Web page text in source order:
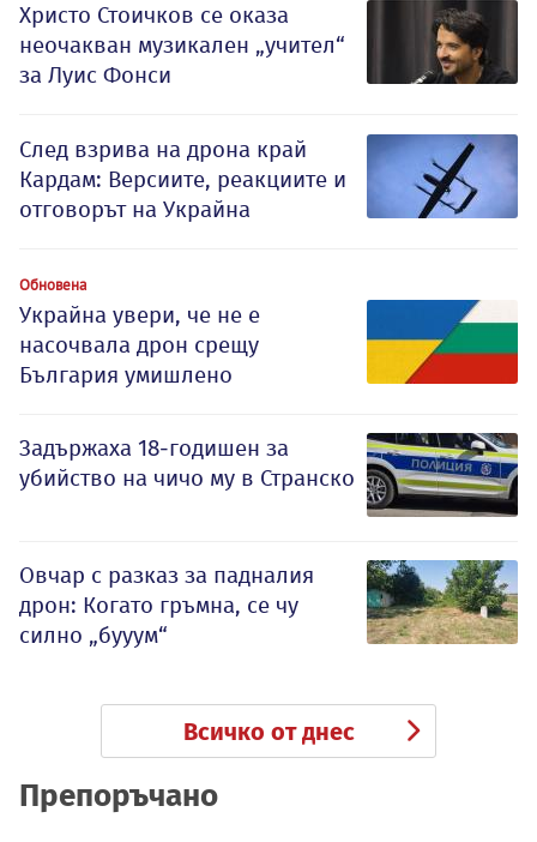
Христо Стоичков се оказа
неочакван музикален „учител“
за Луис Фонси
След взрива на дрона край
Кардам: Версиите, реакциите и
отговорът на Украйна
Обновена
Украйна увери, че не е
насочвала дрон срещу
България умишлено
Задържаха 18-годишен за
убийство на чичо му в Странско
Овчар с разказ за падналия
дрон: Когато гръмна, се чу
силно „бууум“
Всичко от днес
Препоръчано